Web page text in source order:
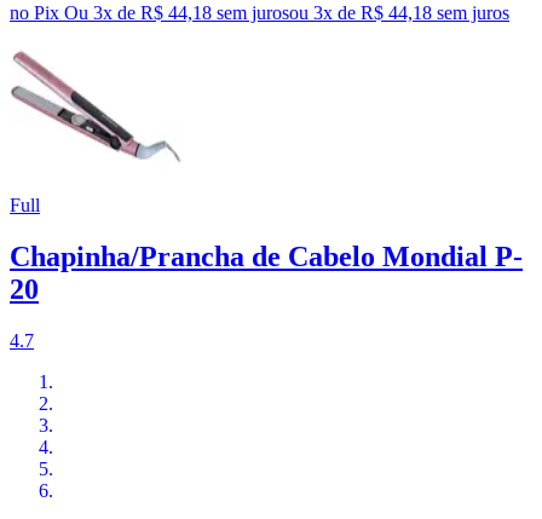
no Pix Ou 3x de R$ 44,18 sem jurosou 3x de R$ 44,18 sem juros
Full
Chapinha/Prancha de Cabelo Mondial P-
20
4.7